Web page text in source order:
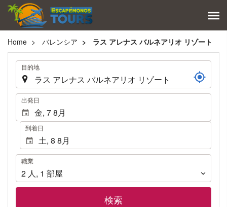
Home バレンシア ラス アレナス バルネアリオ リゾート
. 目的地
. 出発日
到着日
職
業
職業
2 人, 1 部屋
検索